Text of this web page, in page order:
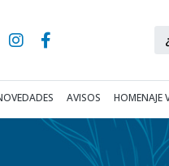
AVISOS HOMENAJE